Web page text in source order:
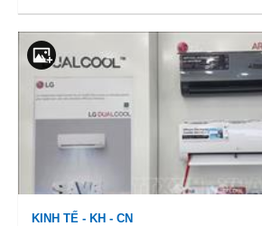
KINH TẾ - KH - CN